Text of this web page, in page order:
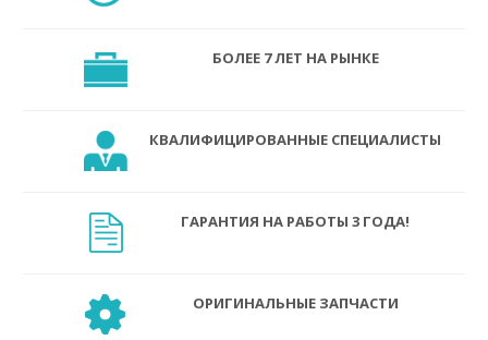
БОЛЕЕ 7 ЛЕТ НА РЫНКЕ
КВАЛИФИЦИРОВАННЫЕ СПЕЦИАЛИСТЫ
ГАРАНТИЯ НА РАБОТЫ 3 ГОДА!
ОРИГИНАЛЬНЫЕ ЗАПЧАСТИ